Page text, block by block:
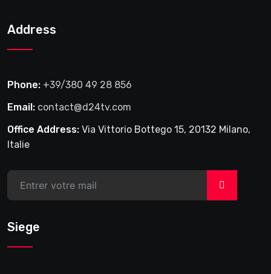
Address
Phone: +39/380 49 28 856
Email: contact@d24tv.com
Office Address: Via Vittorio Bottego 15, 20132 Milano,
Italie
>
Siege